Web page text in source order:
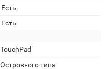
Есть
Есть
TouchPad
Островного типа